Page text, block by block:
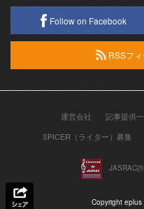
Follow on Facebook
RSSフィ
運営会社 記事提供
SPICER（ライター）募集
JASRAC
Copyright eplus